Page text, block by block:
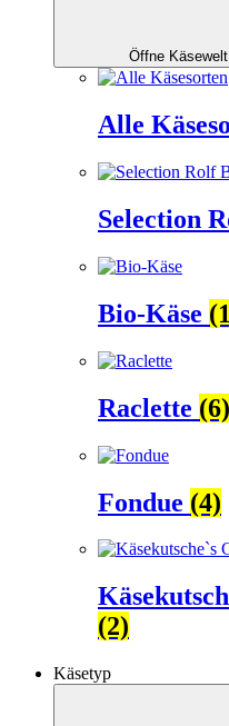
Öffne Käsewelt
Alle
Selection
Bio-Käse
Raclette (6)
Fondue (4)
(2)
Käsetyp